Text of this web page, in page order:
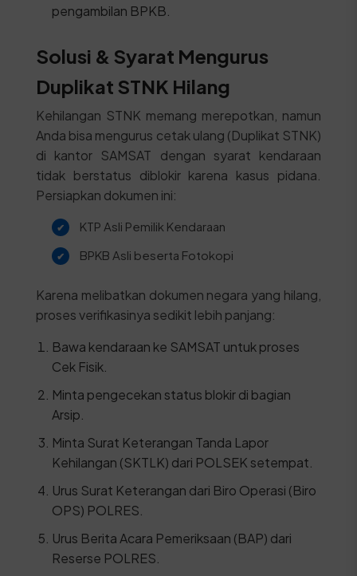
pengambilan BPKB.
Solusi & Syarat Mengurus
Duplikat STNK Hilang
Kehilangan STNK memang merepotkan, namun
Anda bisa mengurus cetak ulang (Duplikat STNK)
di kantor SAMSAT dengan syarat kendaraan
tidak berstatus diblokir karena kasus pidana.
Persiapkan dokumen ini:
KTP Asli Pemilik Kendaraan
BPKB Asli beserta Fotokopi
Karena melibatkan dokumen negara yang hilang,
proses verifikasinya sedikit lebih panjang:
Bawa kendaraan ke SAMSAT untuk proses
Cek Fisik.
Minta pengecekan status blokir di bagian
Arsip.
Minta Surat Keterangan Tanda Lapor
Kehilangan (SKTLK) dari POLSEK setempat.
Urus Surat Keterangan dari Biro Operasi (Biro
OPS) POLRES.
Urus Berita Acara Pemeriksaan (BAP) dari
Reserse POLRES.